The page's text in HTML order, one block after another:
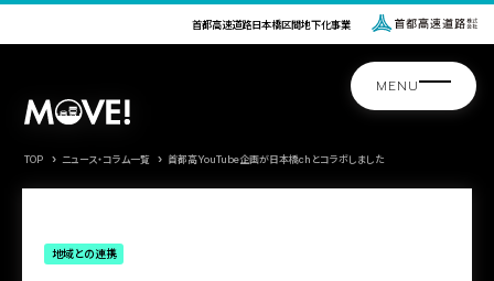
首都高速道路日本橋区間地下化事業
TOP ニュース・コラム一覧 首都高YouTube企画が日本橋chとコラボしました
地域との連携